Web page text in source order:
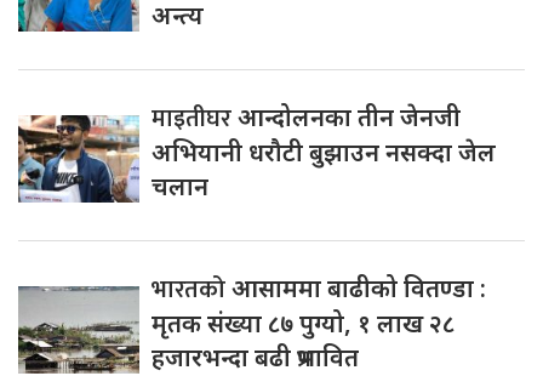
अन्त्य
माइतीघरआन्दोलनका तीन जेनजी
अभियानी धरौटी बुझाउन नसक्दा जेल
चलान
भारतकोआसाममा बाढीको वितण्डा :
मृतक संख्या ८७ पुग्यो, १ लाख २८
हजारभन्दा बढी प्रभावित